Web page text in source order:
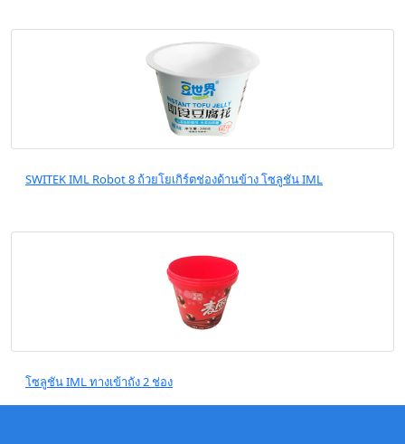
SWITEK IML Robot 8 ถ้วยโยเกิร์ตช่องด้านข้าง โซลูชัน IML
โซลูชัน IML ทางเข้าถัง 2 ช่อง